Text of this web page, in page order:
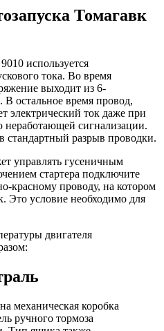
Томагавк
используется
тока. Во время
выходит из 6-
В остальное время провод,
электрический ток даже при
сигнализации.
стандартный разрыв проводки.
управлять гусеничным
стартера подключите
красному проводу, на котором
Это условие необходимо для
двигателя
​​механическая коробка
ручного тормоза